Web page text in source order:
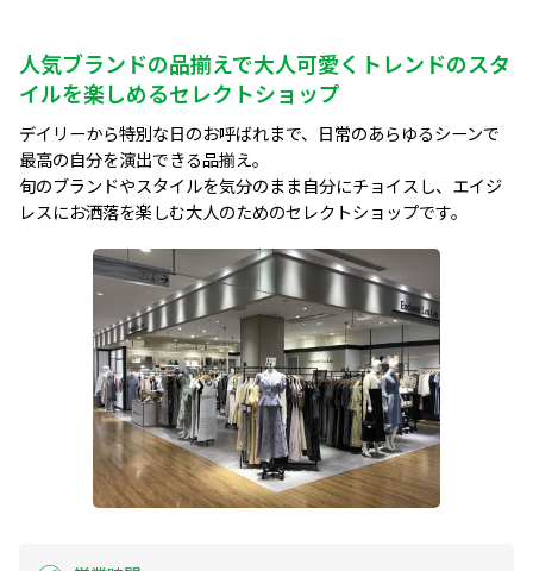
人気ブランドの品揃えで大人可愛くトレンドのスタ
イルを楽しめるセレクトショップ
デイリーから特別な日のお呼ばれまで、日常のあらゆるシーンで
最高の自分を演出できる品揃え。
旬のブランドやスタイルを気分のまま自分にチョイスし、エイジ
レスにお洒落を楽しむ大人のためのセレクトショップです。